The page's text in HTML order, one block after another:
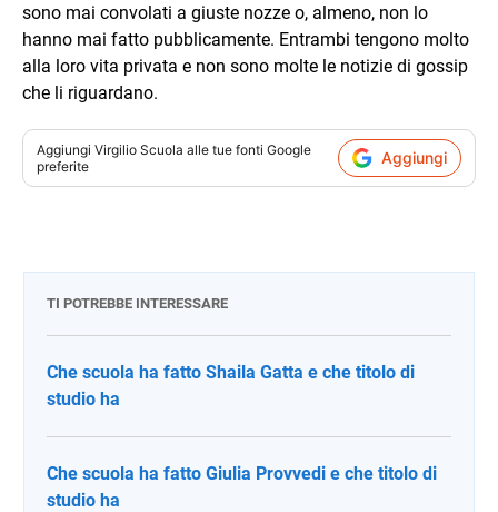
sono mai convolati a giuste nozze o, almeno, non lo
hanno mai fatto pubblicamente. Entrambi tengono molto
alla loro vita privata e non sono molte le notizie di gossip
che li riguardano.
Aggiungi Virgilio Scuola alle tue fonti Google
preferite
Aggiungi
TI POTREBBE INTERESSARE
Che scuola ha fatto Shaila Gatta e che titolo di
studio ha
Che scuola ha fatto Giulia Provvedi e che titolo di
studio ha